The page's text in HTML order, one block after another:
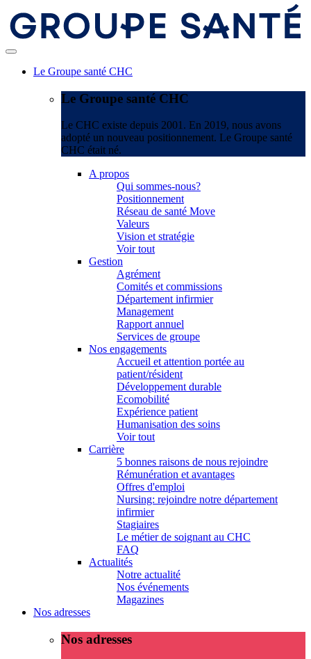
Le Groupe santé CHC
Le Groupe santé CHC
Le CHC existe depuis 2001. En 2019, nous avons
adopté un nouveau positionnement. Le Groupe santé
CHC était né.
A propos
Qui sommes-nous?
Positionnement
Réseau de santé Move
Valeurs
Vision et stratégie
Voir tout
Gestion
Agrément
Comités et commissions
Département infirmier
Management
Rapport annuel
Services de groupe
Nos engagements
Accueil et attention portée au
patient/résident
Développement durable
Ecomobilité
Expérience patient
Humanisation des soins
Voir tout
Carrière
5 bonnes raisons de nous rejoindre
Rémunération et avantages
Offres d'emploi
Nursing: rejoindre notre département
infirmier
Stagiaires
Le métier de soignant au CHC
FAQ
Actualités
Notre actualité
Nos événements
Magazines
Nos adresses
Nos adresses